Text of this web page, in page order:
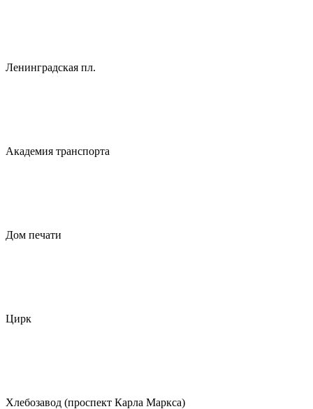
Ленинградская пл.
Академия транспорта
Дом печати
Цирк
Хлебозавод (проспект Карла Маркса)